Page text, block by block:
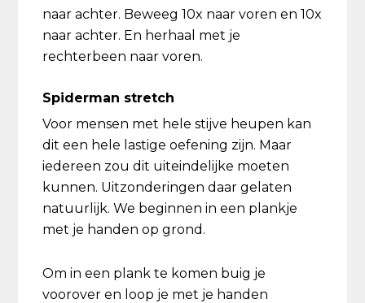
naar achter. Beweeg 10x naar voren en 10x
naar achter. En herhaal met je
rechterbeen naar voren.
Spiderman stretch
Voor mensen met hele stijve heupen kan
dit een hele lastige oefening zijn. Maar
iedereen zou dit uiteindelijke moeten
kunnen. Uitzonderingen daar gelaten
natuurlijk. We beginnen in een plankje
met je handen op grond.
Om in een plank te komen buig je
voorover en loop je met je handen